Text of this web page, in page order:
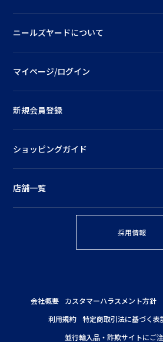
ニールズヤードについて
マイページ/ログイン
新規会員登録
ショッピングガイド
店舗一覧
採用情報
会社概要 カスタマーハラスメント方針
利用規約 特定商取引法に基づく表
並行輸入品・詐欺サイトにご